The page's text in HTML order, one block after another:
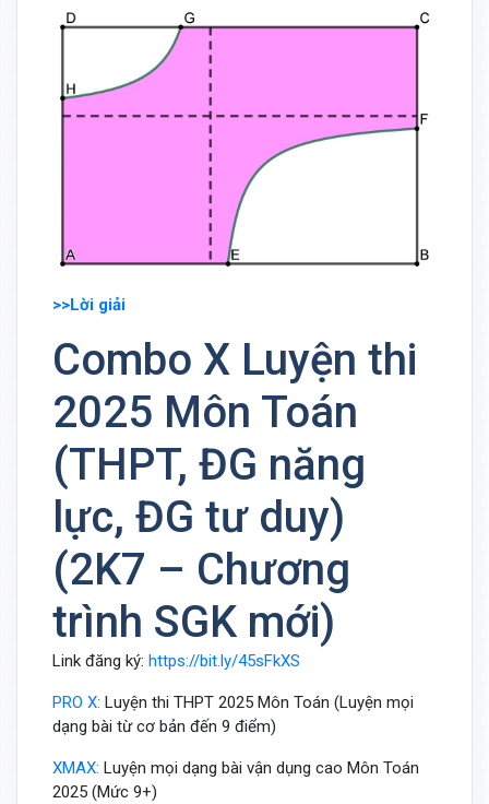
>>Lời giải
Combo X Luyện thi
2025 Môn Toán
(THPT, ĐG năng
lực, ĐG tư duy)
(2K7 – Chương
trình SGK mới)
Link đăng ký: https://bit.ly/45sFkXS
PRO X: Luyện thi THPT 2025 Môn Toán (Luyện mọi
dạng bài từ cơ bản đến 9 điểm)
XMAX: Luyện mọi dạng bài vận dụng cao Môn Toán
2025 (Mức 9+)